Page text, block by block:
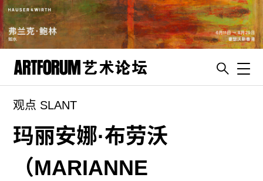
artguide
新闻
展评
杂志
观点 SLANT
玛丽安娜·布劳沃
（MARIANNE